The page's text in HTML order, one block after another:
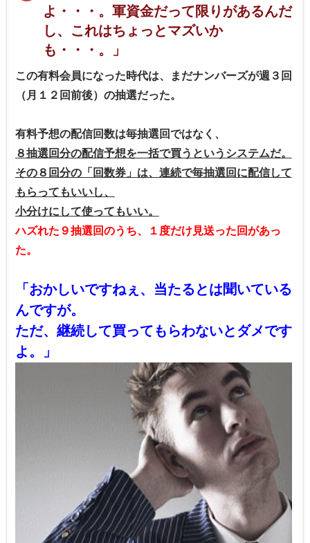
よ・・・。軍資金だって限りがあるんだ
し、これはちょっとマズいか
も・・・。」
この有料会員になった時代は、まだナンバーズが週３回
（月１２回前後）の抽選だった。
有料予想の配信回数は毎抽選回ではなく、
８抽選回分の配信予想を一括で買うというシステムだ。
その８回分の「回数券」は、連続で毎抽選回に配信して
もらってもいいし、
小分けにして使ってもいい。
ハズれた９抽選回のうち、１度だけ見送った回があっ
た。
「おかしいですねぇ、当たるとは聞いている
んですが。
ただ、継続して買ってもらわないとダメです
よ。」